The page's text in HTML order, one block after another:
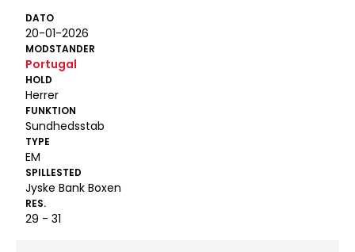
DATO
20-01-2026
MODSTANDER
Portugal
HOLD
Herrer
FUNKTION
Sundhedsstab
TYPE
EM
SPILLESTED
Jyske Bank Boxen
RES.
29 - 31